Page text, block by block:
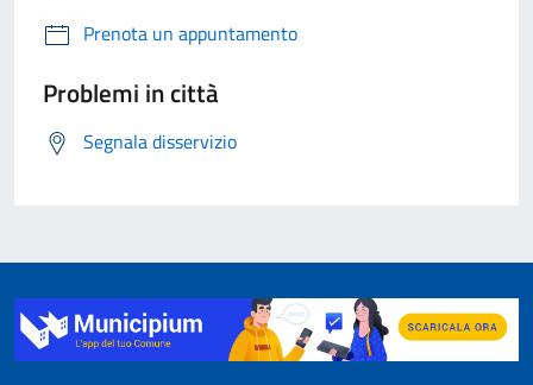
Prenota un appuntamento
Problemi in città
Segnala disservizio